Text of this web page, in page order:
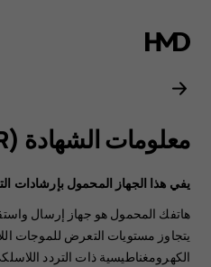
Nokia
7
Plus
user
guide
معلومات الشهادة (SAR‏)
يفي هذا الجهاز المحمول بإرشادات
هاتفك المحمول هو جهاز إرسال
يتجاوز مستويات التعرض للموجات
الكهرومغناطيسية ذات التردد